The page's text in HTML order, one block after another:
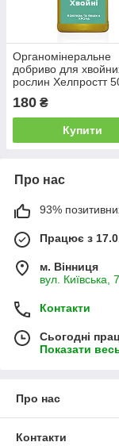
Органомінеральне
добриво для
рослин Хелпростт
(Жива Земля)
180 ₴
Купити
Про нас
93%
Працює з
м. Вінниця
вул. Київська,
Контакти
Сьогодні
Показати
Про нас
Контакти